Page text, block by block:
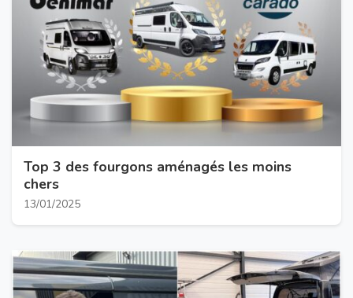
Top 3 des fourgons aménagés les moins
chers
13/01/2025